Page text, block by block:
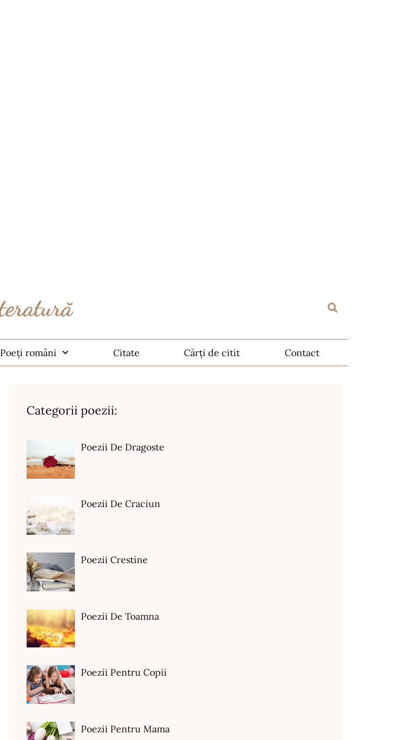
Poeți români Citate Cărți de citit Contact
Categorii poezii:
Poezii De Dragoste
Poezii De Craciun
Poezii Crestine
Poezii De Toamna
Poezii Pentru Copii
Poezii Pentru Mama